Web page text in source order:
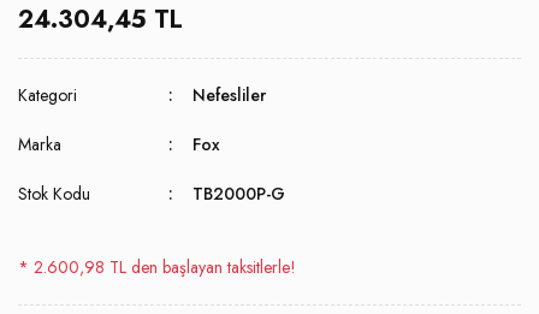
24.304,45 TL
Kategori Nefesliler
Marka Fox
Stok Kodu TB2000P-G
* 2.600,98 TL den başlayan taksitlerle!